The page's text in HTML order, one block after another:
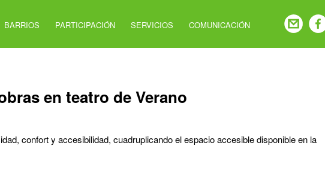
BARRIOS PARTICIPACIÓN SERVICIOS COMUNICACIÓN
en teatro de Verano
confort y accesibilidad, cuadruplicando el espacio accesible disponible en la